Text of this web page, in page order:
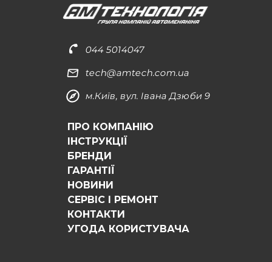
044 5014047
tech@amtech.com.ua
м.Київ, вул. Івана Дзюби 9
ПРО КОМПАНІЮ
ІНСТРУКЦІЇ
БРЕНДИ
ГАРАНТІЇ
НОВИНИ
СЕРВІС І РЕМОНТ
КОНТАКТИ
УГОДА КОРИСТУВАЧА